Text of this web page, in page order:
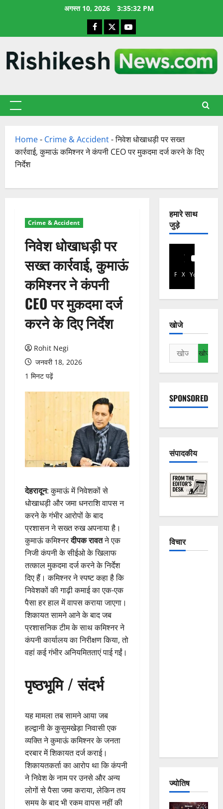
अगस्त 10, 2026 3:35:33 PM
Facebook
X YouTube
प्राथमिक
Home- Crime & Accident-निवेश धोखाधड़ी पर सख्त
कार्रवाई, कुमाऊं कमिश्नर ने कंपनी CEO पर मुकदमा दर्ज करने के दिए
निर्देश
Crime & Accident
निवेश धोखाधड़ी पर
सख्त कार्रवाई, कुमाऊं
कमिश्नर ने कंपनी
CEO पर मुकदमा दर्ज
करने के दिए निर्देश
Rohit Negi
जनवरी 18, 2026
1 मिनट पढ़ें
देहरादून: कुमाऊं में निवेशकों से
धोखाधड़ी और जमा धनराशि वापस न
करने के गंभीर आरोपों के बाद
प्रशासन ने सख्त रुख अपनाया है।
कुमाऊं कमिश्नरदीपक रावतने एक
निजी कंपनी के सीईओ के खिलाफ
तत्काल मुकदमा दर्ज करने के निर्देश
दिए हैं। कमिश्नर ने स्पष्ट कहा है कि
निवेशकों की गाढ़ी कमाई का एक-एक
पैसा हर हाल में वापस कराया जाएगा।
शिकायत सामने आने के बाद जब
प्रशासनिक टीम के साथ कमिश्नर ने
कंपनी कार्यालय का निरीक्षण किया, तो
वहां कई गंभीर अनियमितताएं पाई गईं।
पृष्ठभूमि / संदर्भ
यह मामला तब सामने आया जब
हल्द्वानी के कुसुमखेड़ा निवासी एक
व्यक्ति ने कुमाऊं कमिश्नर के जनता
दरबार में शिकायत दर्ज कराई।
शिकायतकर्ता का आरोप था कि कंपनी
ने निवेश के नाम पर उनसे और अन्य
लोगों से पैसा जमा कराया, लेकिन तय
समय के बाद भी रकम वापस नहीं की
हमारे साथ
जुड़े
Facebook
X YouTube
खोजे
निम्न
को
खोजें:
SPONSORED
संपादकीय
विचार
ज्योतिष